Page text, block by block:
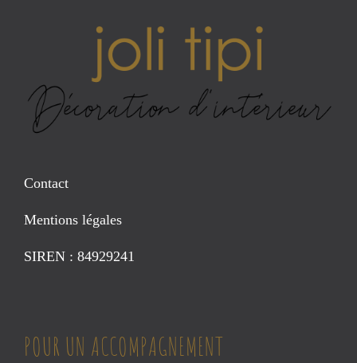
Contact
Mentions légales
SIREN : 84929241
POUR UN ACCOMPAGNEMENT